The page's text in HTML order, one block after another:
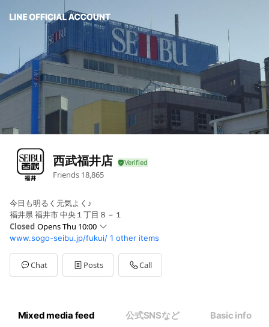
西武福井店
Friends 18,865
今日も明るく元気よく♪
福井県 福井市 中央１丁目８－１
Closed Opens Thu 10:00
Sun10:00 - 19:00
Mon10:00 - 19:00
Tue10:00 - 19:00
Wed10:00 - 19:00
10:00 - 19:30
8階レストラン［ダイニングスクエア］は11:00～22:00
www.sogo-seibu.jp/fukui/ 1 other items
Chat Posts Call
Mixed media feed 公式SNSなど Basic info